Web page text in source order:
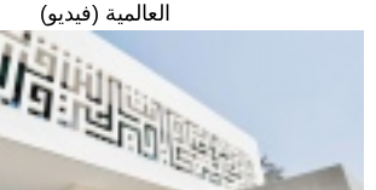
العالمية (فيديو)